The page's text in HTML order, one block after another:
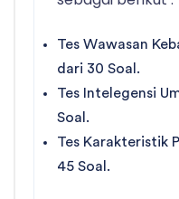
Tes Wawasan
dari 30 Soal.
Tes Intelegensi
Soal.
Tes Karakteristik
45 Soal.